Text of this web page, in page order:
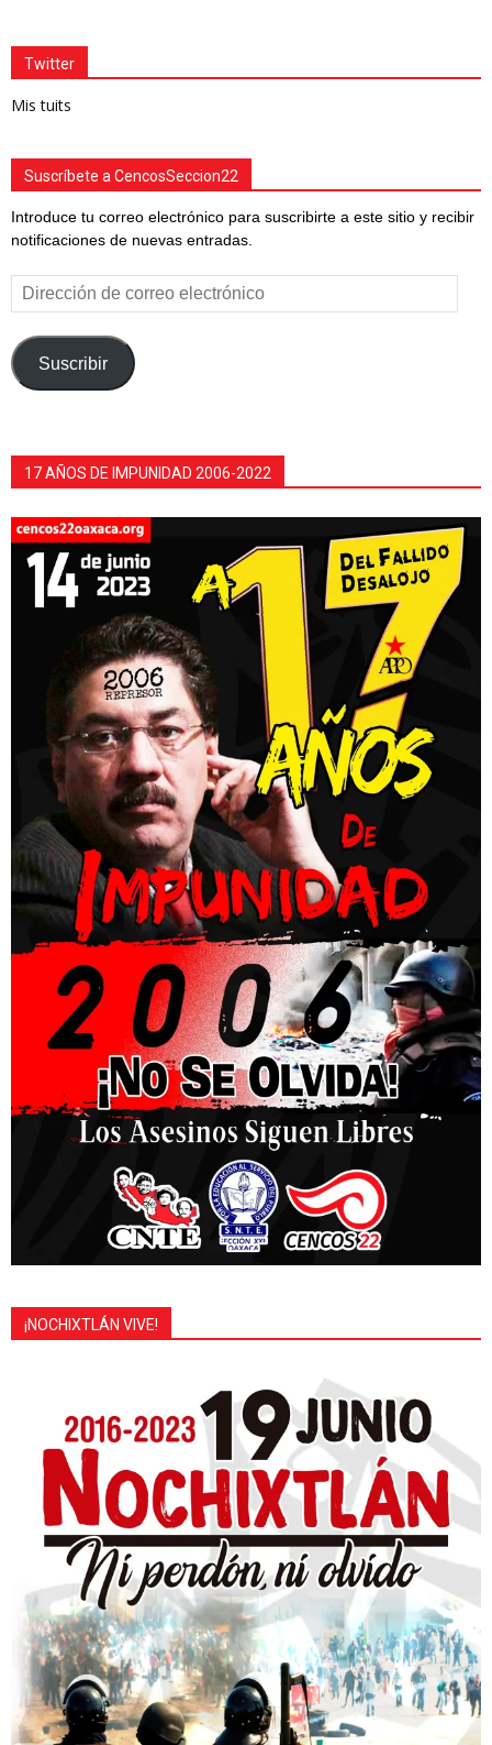
Twitter
Mis tuits
Suscríbete a CencosSeccion22
Introduce tu correo electrónico para suscribirte a este sitio y recibir
notificaciones de nuevas entradas.
Dirección
de
correo
electrónico
Suscribir
17 AÑOS DE IMPUNIDAD 2006-2022
¡NOCHIXTLÁN VIVE!